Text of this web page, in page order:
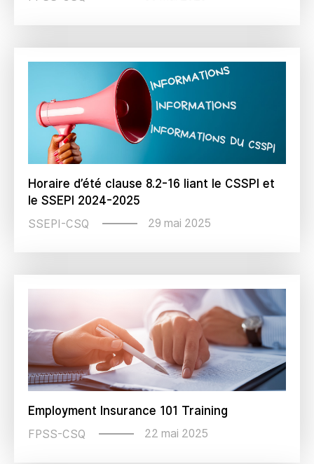
Horaire d’été clause 8.2-16 liant le CSSPI et
le SSEPI 2024-2025
SSEPI-CSQ 29 mai 2025
Employment Insurance 101 Training
FPSS-CSQ 22 mai 2025